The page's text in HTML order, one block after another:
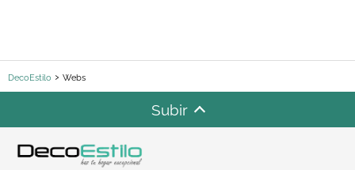
DecoEstilo Webs
Subir